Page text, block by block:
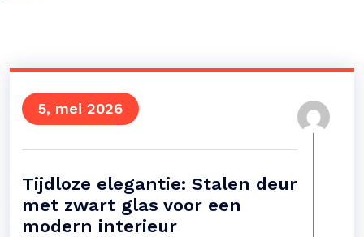
5, mei 2026
Tijdloze elegantie: Stalen deur
met zwart glas voor een
modern interieur